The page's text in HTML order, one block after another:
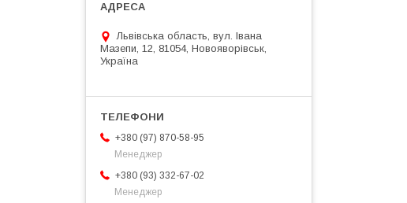
Львівська область, вул. Івана
Мазепи, 12, 81054, Новояворівськ,
Україна
+380 (97) 870-58-95
Менеджер
+380 (93) 332-67-02
Менеджер